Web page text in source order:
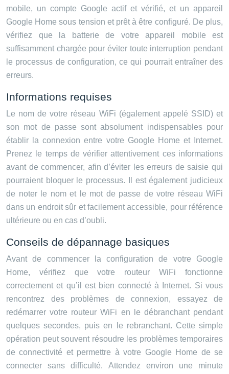
mobile, un compte Google actif et vérifié, et un appareil
Google Home sous tension et prêt à être configuré. De plus,
vérifiez que la batterie de votre appareil mobile est
suffisamment chargée pour éviter toute interruption pendant
le processus de configuration, ce qui pourrait entraîner des
erreurs.
Informations requises
Le nom de votre réseau WiFi (également appelé SSID) et
son mot de passe sont absolument indispensables pour
établir la connexion entre votre Google Home et Internet.
Prenez le temps de vérifier attentivement ces informations
avant de commencer, afin d’éviter les erreurs de saisie qui
pourraient bloquer le processus. Il est également judicieux
de noter le nom et le mot de passe de votre réseau WiFi
dans un endroit sûr et facilement accessible, pour référence
ultérieure ou en cas d’oubli.
Conseils de dépannage basiques
Avant de commencer la configuration de votre Google
Home, vérifiez que votre routeur WiFi fonctionne
correctement et qu’il est bien connecté à Internet. Si vous
rencontrez des problèmes de connexion, essayez de
redémarrer votre routeur WiFi en le débranchant pendant
quelques secondes, puis en le rebranchant. Cette simple
opération peut souvent résoudre les problèmes temporaires
de connectivité et permettre à votre Google Home de se
connecter sans difficulté. Attendez environ une minute